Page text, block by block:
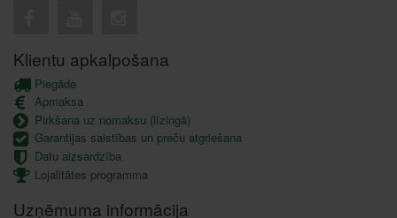
Klientu apkalpošana
Piegāde
Apmaksa
Pirkšana uz nomaksu (līzingā)
Garantijas saistības un preču atgriešana
Datu aizsardzība
Lojalitātes programma
Uzņēmuma informācija